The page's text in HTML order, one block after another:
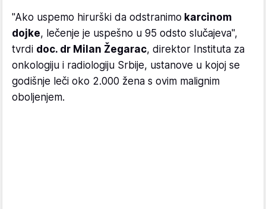
"Ako uspemo hirurški da odstranimo karcinom
dojke, lečenje je uspešno u 95 odsto slučajeva",
tvrdi doc. dr Milan Žegarac, direktor Instituta za
onkologiju i radiologiju Srbije, ustanove u kojoj se
godišnje leči oko 2.000 žena s ovim malignim
oboljenjem.